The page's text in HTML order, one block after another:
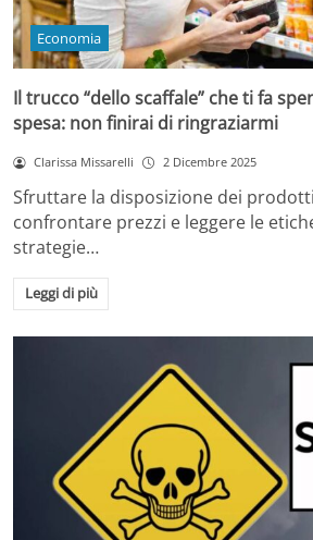
Economia
Il trucco “dello scaffale” che ti fa
spesa: non finirai di ringraziarmi
Clarissa Missarelli 2 Dicembre 2025
Sfruttare la disposizione dei
confrontare prezzi e leggere le
strategie…
Leggi di più